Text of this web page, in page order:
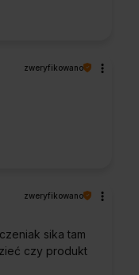
zweryfikowano
zweryfikowano
sika tam
czy produkt